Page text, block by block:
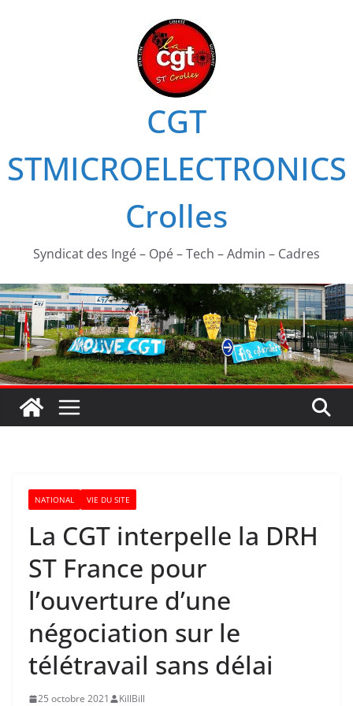
CGT
STMICROELECTRONICS
Crolles
Syndicat des Ingé – Opé – Tech – Admin – Cadres
NATIONAL VIE DU SITE
La CGT interpelle la DRH
ST France pour
l’ouverture d’une
négociation sur le
télétravail sans délai
25 octobre 2021 KillBill